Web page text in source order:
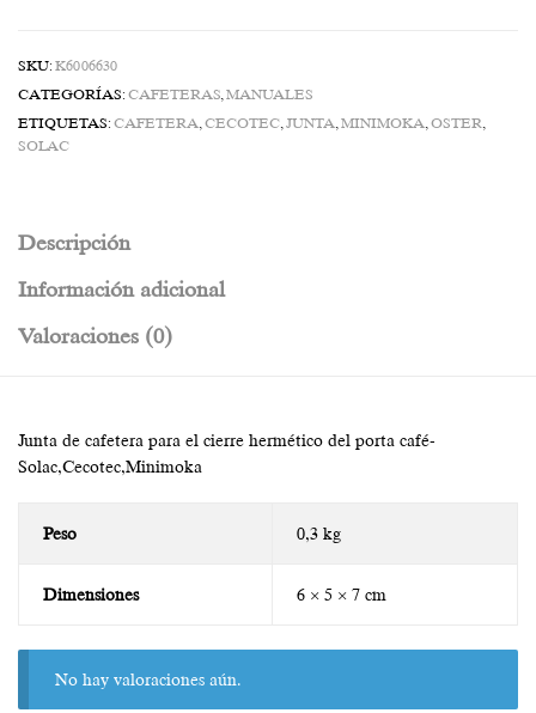
SKU: K6006630
CATEGORÍAS: CAFETERAS,MANUALES
ETIQUETAS: CAFETERA,CECOTEC,JUNTA,MINIMOKA,OSTER,
SOLAC
Descripción
Información adicional
Valoraciones (0)
Junta de cafetera para el cierre hermético del porta café-
Solac,Cecotec,Minimoka
Peso 0,3 kg
Dimensiones 6 × 5 × 7 cm
No hay valoraciones aún.